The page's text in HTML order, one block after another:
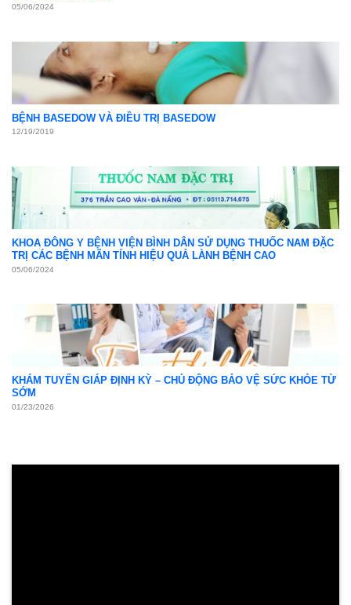
05/06/2024
BỆNH BASEDOW VÀ ĐIỀU TRỊ BASEDOW
12/19/2019
KHOA ĐÔNG Y BỆNH VIỆN BÌNH DÂN SỬ DỤNG THUỐC NAM ĐẶC
TRỊ CÁC BỆNH MÃN TÍNH HIỆU QUẢ LÀNH BỆNH CAO
05/06/2024
KHÁM TUYẾN GIÁP ĐỊNH KỲ – CHỦ ĐỘNG BẢO VỆ SỨC KHỎE TỪ
SỚM
01/23/2026